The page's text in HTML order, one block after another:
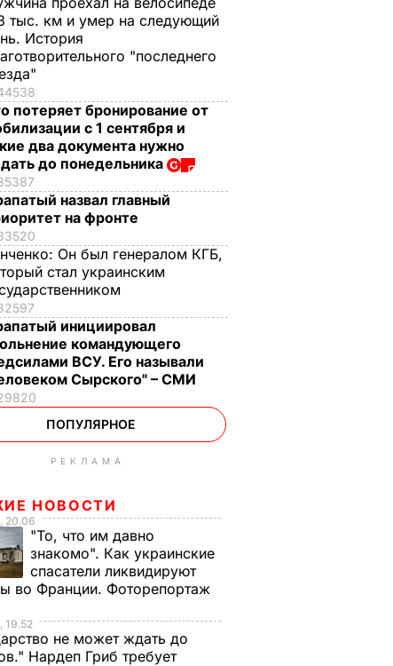
тыс. км и умер на следующий
История
"последнего
потеряет бронирование от
с 1 сентября и
два документа нужно
до понедельника
назвал главный
на фронте
Он был генералом КГБ,
стал украинским
инициировал
командующего
ВСУ. Его называли
Сырского" – СМИ
ПОПУЛЯРНОЕ
РЕКЛАМА
НОВОСТИ
20.06
"То, что им давно
знакомо". Как украинские
спасатели ликвидируют
во Франции. Фоторепортаж
19.52
не может ждать до
Нардеп Гриб требует